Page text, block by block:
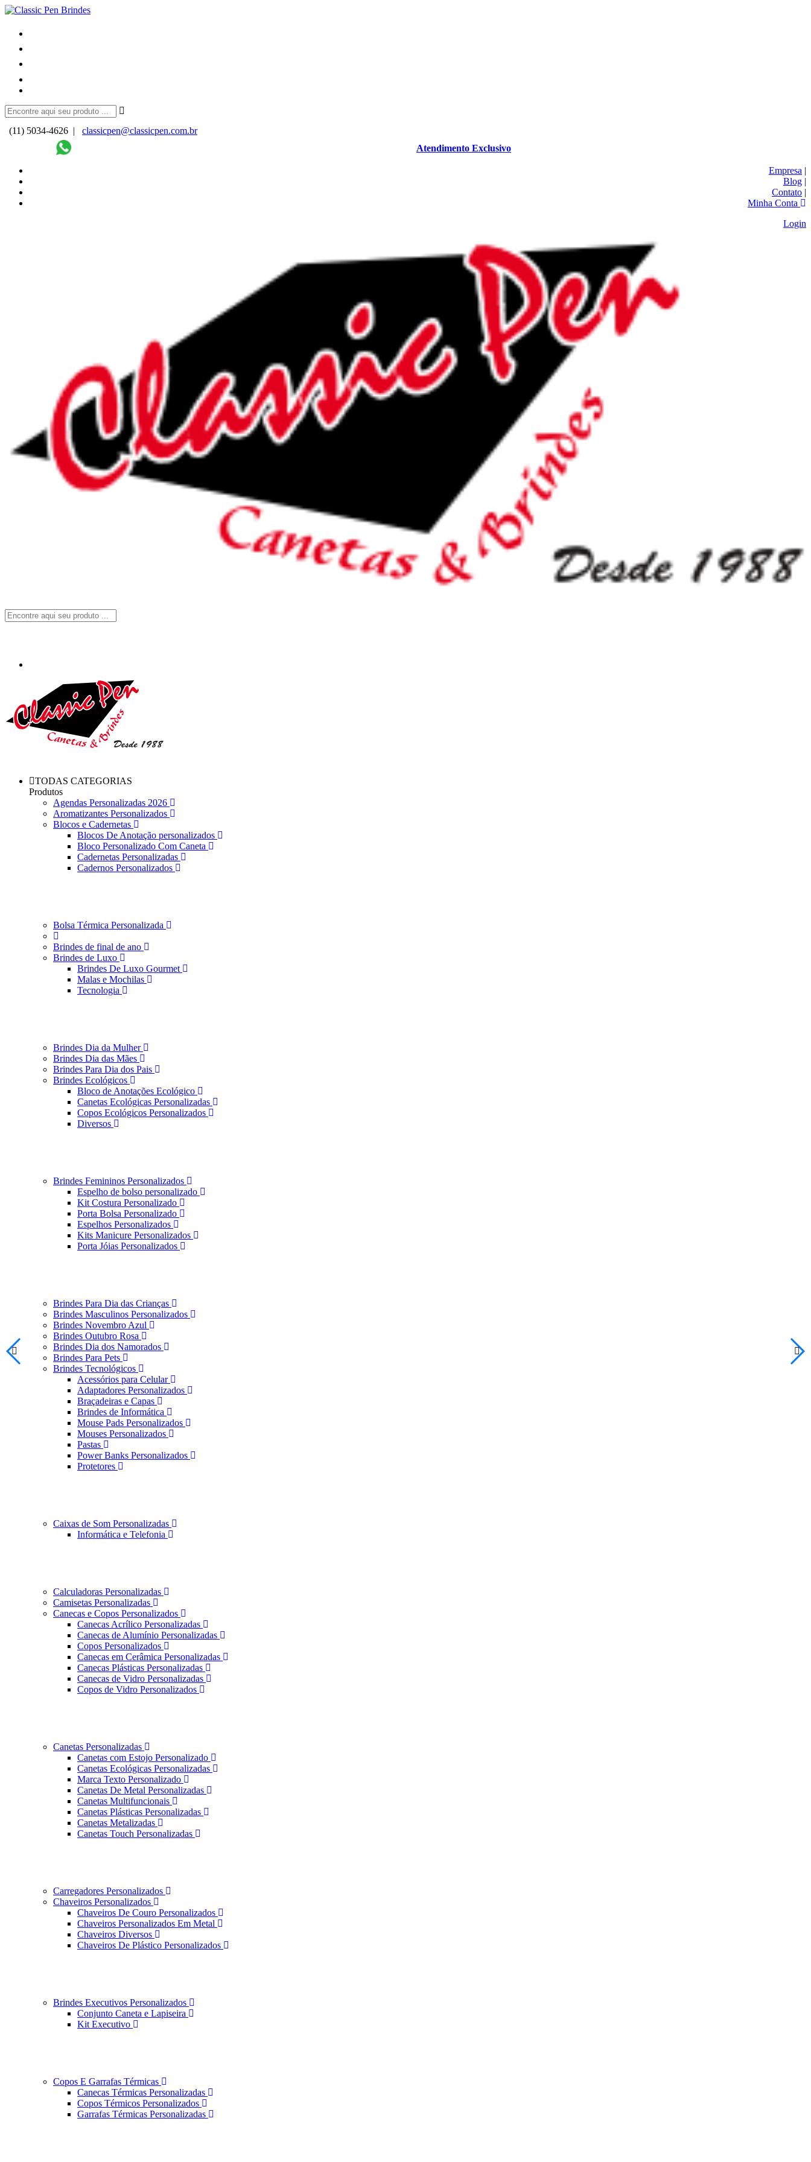
(11) 5034-4626 |
classicpen@classicpen.com.br
Atendimento Exclusivo
Empresa |
Blog |
Contato |
Minha Conta
Login
TODAS CATEGORIAS
Produtos
Agendas Personalizadas 2026
Aromatizantes Personalizados
Blocos e Cadernetas
Blocos De Anotação personalizados
Bloco Personalizado Com Caneta
Cadernetas Personalizadas
Cadernos Personalizados
Bolsa Térmica Personalizada
Brindes de final de ano
Brindes de Luxo
Brindes De Luxo Gourmet
Malas e Mochilas
Tecnologia
Brindes Dia da Mulher
Brindes Dia das Mães
Brindes Para Dia dos Pais
Brindes Ecológicos
Bloco de Anotações Ecológico
Canetas Ecológicas Personalizadas
Copos Ecológicos Personalizados
Diversos
Brindes Femininos Personalizados
Espelho de bolso personalizado
Kit Costura Personalizado
Porta Bolsa Personalizado
Espelhos Personalizados
Kits Manicure Personalizados
Porta Jóias Personalizados
Brindes Para Dia das Crianças
Brindes Masculinos Personalizados
Brindes Novembro Azul
Brindes Outubro Rosa
Brindes Dia dos Namorados
Brindes Para Pets
Brindes Tecnológicos
Acessórios para Celular
Adaptadores Personalizados
Braçadeiras e Capas
Brindes de Informática
Mouse Pads Personalizados
Mouses Personalizados
Pastas
Power Banks Personalizados
Protetores
Caixas de Som Personalizadas
Informática e Telefonia
Calculadoras Personalizadas
Camisetas Personalizadas
Canecas e Copos Personalizados
Canecas Acrílico Personalizadas
Canecas de Alumínio Personalizadas
Copos Personalizados
Canecas em Cerâmica Personalizadas
Canecas Plásticas Personalizadas
Canecas de Vidro Personalizadas
Copos de Vidro Personalizados
Canetas Personalizadas
Canetas com Estojo Personalizado
Canetas Ecológicas Personalizadas
Marca Texto Personalizado
Canetas De Metal Personalizadas
Canetas Multifuncionais
Canetas Plásticas Personalizadas
Canetas Metalizadas
Canetas Touch Personalizadas
Carregadores Personalizados
Chaveiros Personalizados
Chaveiros De Couro Personalizados
Chaveiros Personalizados Em Metal
Chaveiros Diversos
Chaveiros De Plástico Personalizados
Brindes Executivos Personalizados
Conjunto Caneta e Lapiseira
Kit Executivo
Copos E Garrafas Térmicas
Canecas Térmicas Personalizadas
Copos Térmicos Personalizados
Garrafas Térmicas Personalizadas